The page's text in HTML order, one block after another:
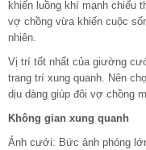
khiến luồng khí mạnh chiếu
vợ chồng vừa khiến cuộc
nhiên.
Vị trí tốt nhất của giường
trang trí xung quanh. Nên
dịu dàng giúp đôi vợ chồng
Không gian xung quanh
Ảnh cưới: Bức ảnh phóng